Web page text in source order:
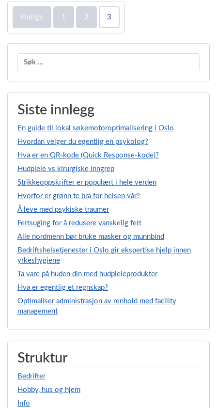
Sidepaginering
Forrige 1 2 3
Søk
Siste innlegg
En guide til lokal søkemotoroptimalisering i Oslo
Hvordan velger du egentlig en psykolog?
Hva er en QR-kode (Quick Response-kode)?
Hudpleie vs kirurgiske inngrep
Strikkeoppskrifter er populært i hele verden
Hvorfor er grønn te bra for helsen vår?
Å leve med psykiske traumer
Fettsuging for å redusere vanskelig fett
Alle nordmenn bør bruke masker og munnbind
Bedriftshelsetjenester i Oslo gir ekspertise hjelp innen
yrkeshygiene
Ta vare på huden din med hudpleieprodukter
Hva er egentlig et regnskap?
Optimaliser administrasjon av renhold med facility
management
Struktur
Bedrifter
Hobby, hus og hjem
Info